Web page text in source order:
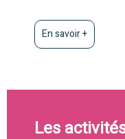
En savoir +
Les